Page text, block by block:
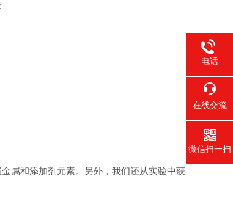
属和添加剂元素。另外，我们还从实验中获
电话
400-
在线交流
微信扫一扫